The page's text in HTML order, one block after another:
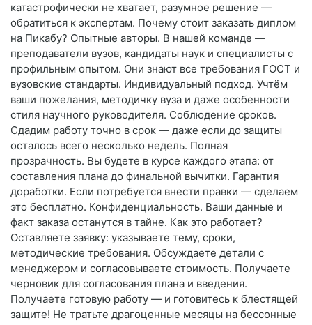
катастрофически не хватает, разумное решение —
обратиться к экспертам. Почему стоит заказать диплом
на Пикабу? Опытные авторы. В нашей команде —
преподаватели вузов, кандидаты наук и специалисты с
профильным опытом. Они знают все требования ГОСТ и
вузовские стандарты. Индивидуальный подход. Учтём
ваши пожелания, методичку вуза и даже особенности
стиля научного руководителя. Соблюдение сроков.
Сдадим работу точно в срок — даже если до защиты
осталось всего несколько недель. Полная
прозрачность. Вы будете в курсе каждого этапа: от
составления плана до финальной вычитки. Гарантия
доработки. Если потребуется внести правки — сделаем
это бесплатно. Конфиденциальность. Ваши данные и
факт заказа останутся в тайне. Как это работает?
Оставляете заявку: указываете тему, сроки,
методические требования. Обсуждаете детали с
менеджером и согласовываете стоимость. Получаете
черновик для согласования плана и введения.
Получаете готовую работу — и готовитесь к блестящей
защите! Не тратьте драгоценные месяцы на бессонные